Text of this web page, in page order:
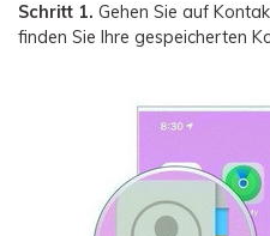
Schritt 1. Gehen Sie auf
finden Sie Ihre gespeicherten